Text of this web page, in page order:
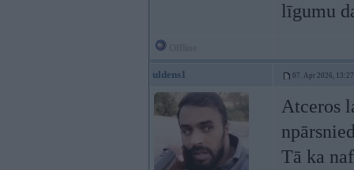
līgumu
uldens1 07. Apr 2026, 13:27
Atceros
Tā ka